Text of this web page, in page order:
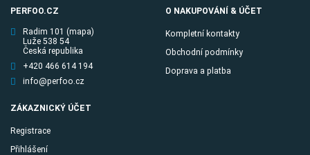
PERFOO.CZ
Radim 101 (mapa)
Luže 538 54
Česká republika
+420 466 614 194
info@perfoo.cz
O NAKUPOVÁNÍ & ÚČET
Kompletní kontakty
Obchodní podmínky
Doprava a platba
ZÁKAZNICKÝ ÚČET
Registrace
Přihlášení